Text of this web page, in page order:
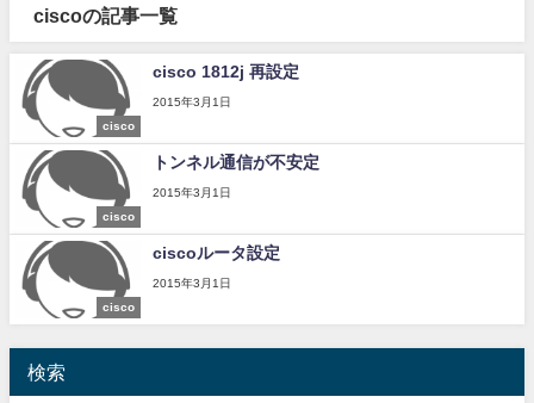
ciscoの記事一覧
cisco
cisco 1812j 再設定
2015年3月1日
cisco
トンネル通信が不安定
2015年3月1日
cisco
ciscoルータ設定
2015年3月1日
検索